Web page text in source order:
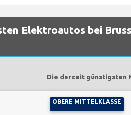
Elektroautos bei
Die derzeit günstigsten
OBERE MITTELKLASSE